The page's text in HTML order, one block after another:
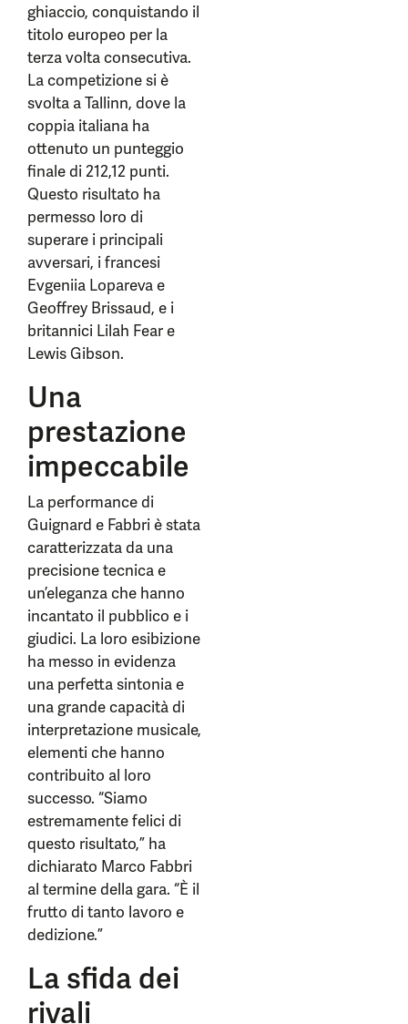
ghiaccio, conquistando il
titolo europeo per la
terza volta consecutiva.
La competizione si è
svolta a Tallinn, dove la
coppia italiana ha
ottenuto un punteggio
finale di 212,12 punti.
Questo risultato ha
permesso loro di
superare i principali
avversari, i francesi
Evgeniia Lopareva e
Geoffrey Brissaud, e i
britannici Lilah Fear e
Lewis Gibson.
Una
prestazione
impeccabile
La performance di
Guignard e Fabbri è stata
caratterizzata da una
precisione tecnica e
un’eleganza che hanno
incantato il pubblico e i
giudici. La loro esibizione
ha messo in evidenza
una perfetta sintonia e
una grande capacità di
interpretazione musicale,
elementi che hanno
contribuito al loro
successo. “Siamo
estremamente felici di
questo risultato,” ha
dichiarato Marco Fabbri
al termine della gara. “È il
frutto di tanto lavoro e
dedizione.”
La sfida dei
rivali